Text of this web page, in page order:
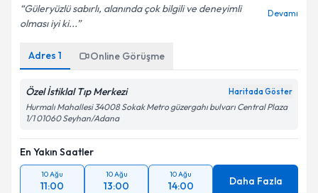
Güleryüzlü sabırlı, alanında çok bilgili ve deneyimli
olması iyi ki...
Devamı
Adres 1 Online Görüşme
Özel İstiklal Tıp Merkezi Haritada Göster
Hurmalı Mahallesi 34008 Sokak Metro güzergahı bulvarı Central Plaza
1/1 01060 Seyhan/Adana
En Yakın Saatler
10 Ağu
11:00
10 Ağu
13:00
10 Ağu
14:00 Daha Fazla